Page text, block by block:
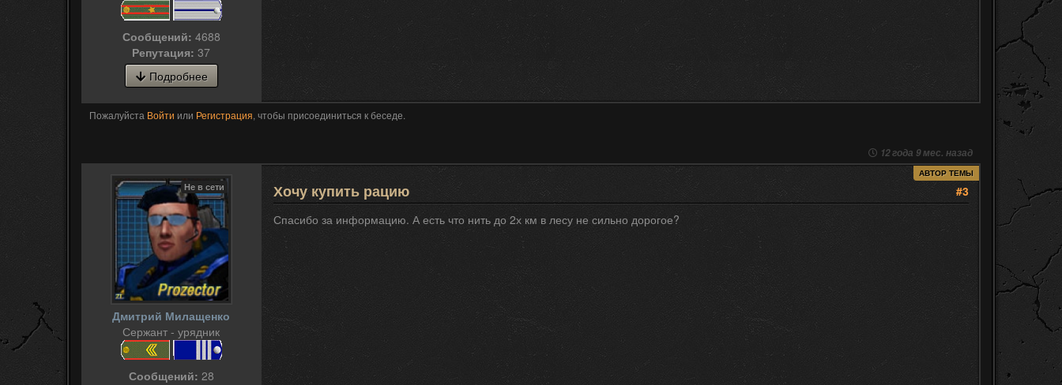
Сообщений: 4688
Репутация: 37
Подробнее
Пожалуйста Войти или Регистрация, чтобы присоединиться к беседе.
12 года 9 мес. назад
Не в сети
Дмитрий Милащенко
Сержант - урядник
Сообщений: 28
АВТОР ТЕМЫ
Хочу купить рацию
#3
Спасибо за информацию. А есть что нить до 2х км в лесу не сильно дорогое?